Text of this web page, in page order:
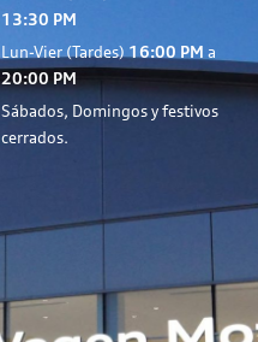
13:30 PM
Lun-Vier (Tardes) 16:00 PM a
20:00 PM
Sábados, Domingos y festivos
cerrados.